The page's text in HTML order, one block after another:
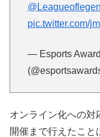
pic.twitter.com/
— Esports
オンライン化への対
開催まで行えたこと